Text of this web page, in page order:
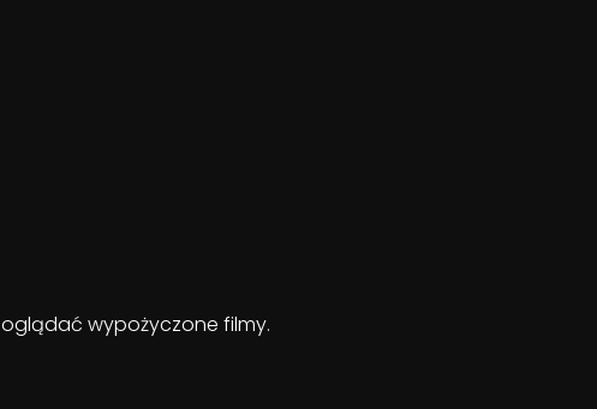
oglądać wypożyczone filmy.